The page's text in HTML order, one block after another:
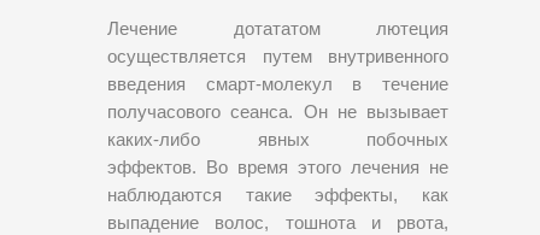
Лечение дотататом лютеция
осуществляется путем внутривенного
введения смарт-молекул в течение
получасового сеанса. Он не вызывает
каких-либо явных побочных
эффектов. Во время этого лечения не
наблюдаются такие эффекты, как
выпадение волос, тошнота и рвота,